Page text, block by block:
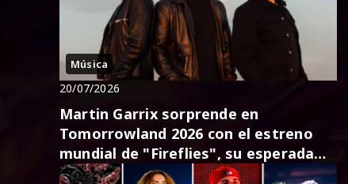
Música
20/07/2026
Martin Garrix sorprende en
Tomorrowland 2026 con el estreno
mundial de "Fireflies", su esperada
colaboración con U2